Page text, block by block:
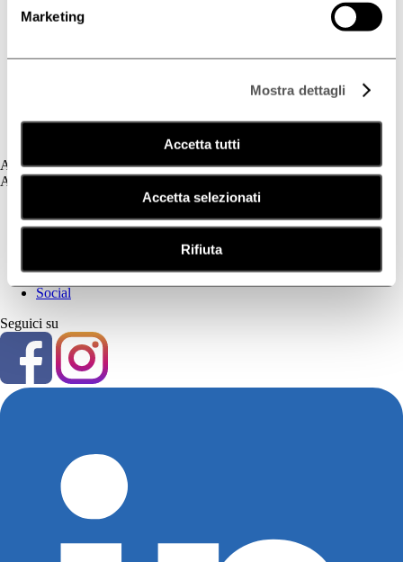
Marketing
Mostra dettagli
Accetta tutti
Accetta selezionati
Rifiuta
Deodorazione
Secchezza Cutanea
Assistenza
Assistenza
Privacy Policy
Contatti
Social
Seguici su